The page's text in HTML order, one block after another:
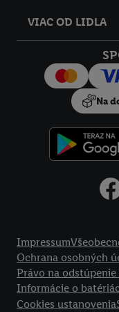
VIAC OD LIDLA
Na
Impressum
Ochrana osobných
Právo na
Informácie o
Cookies ustanovenia
Kliknutím na možnosť "
používanie
vyjadríte súhlas so
Ďalšie informácie
údajov a Vašom práve
do budúcnosti nájdete
.Imprint nájdete